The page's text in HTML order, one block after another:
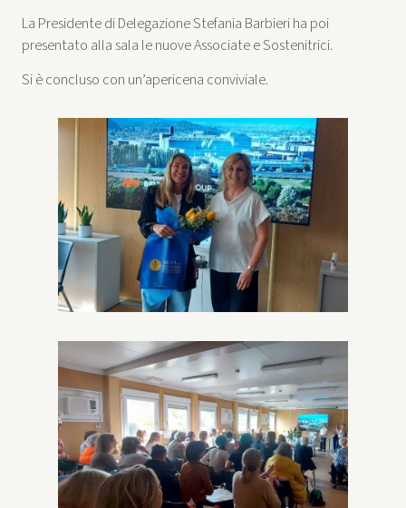
La Presidente di Delegazione Stefania Barbieri ha poi
presentato alla sala le nuove Associate e Sostenitrici.
Si è concluso con un’apericena conviviale.